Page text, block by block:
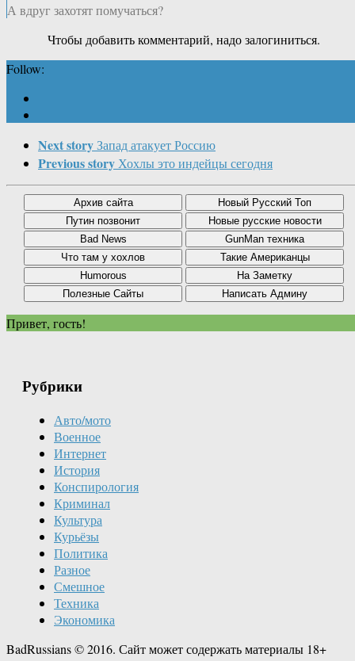
А вдруг захотят помучаться?
Чтобы добавить комментарий, надо залогиниться.
Follow:
Next storyЗапад атакует Россию
Previous storyХохлы это индейцы сегодня
Привет, гость!
Рубрики
Авто/мото
Военное
Интернет
История
Конспирология
Криминал
Культура
Курьёзы
Политика
Разное
Смешное
Техника
Экономика
BadRussians © 2016. Сайт может содержать материалы 18+